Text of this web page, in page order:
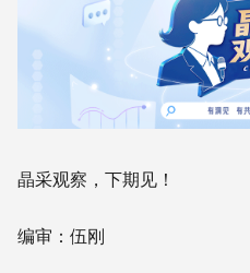
晶采观察，下期见！
编审：伍刚